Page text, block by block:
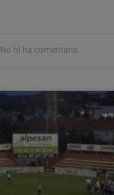
No hi ha comentaris